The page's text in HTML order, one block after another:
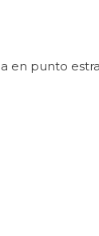
en punto